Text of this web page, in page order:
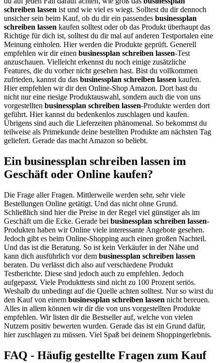
schreiben lassen ist und wie viel es wiegt. Solltest du dir dennoch
unsicher sein beim Kauf, ob du dir ein passendes businessplan
schreiben lassen kaufen solltest oder ob das Produkt überhaupt das
Richtige für dich ist, solltest du dir mal auf anderen Testportalen eine
Meinung einholen. Hier werden die Produkte geprüft. Generell
empfehlen wir dir einen businessplan schreiben lassen-Test
anzuschauen. Vielleicht erkennst du noch einige zusätzliche
Features, die du vorher nicht gesehen hast. Bist du vollkommen
zufrieden, kannst du das businessplan schreiben lassen kaufen.
Hier empfehlen wir dir den Online-Shop Amazon. Dort hast du
nicht nur eine riesige Produktauswahl, sondern auch die von uns
vorgestellten businessplan schreiben lassen-Produkte werden dort
geführt. Hier kannst du bedenkenlos zuschlagen und kaufen.
Übrigens sind auch die Lieferzeiten phänomenal. So bekommst du
teilweise als Primekunde deine bestellten Produkte am nächsten Tag
geliefert. Gerade das macht Amazon so beliebt.
Ein businessplan schreiben lassen im
Geschäft oder Online kaufen?
Die Frage aller Fragen. Mittlerweile werden sehr, sehr viele
Bestellungen Online getätigt. Und das nicht ohne Grund.
Schließlich sind hier die Preise in der Regel viel günstiger als im
Geschäft um die Ecke. Gerade bei businessplan schreiben lassen-
Produkten haben wir Online viele interessante Angebote gesehen.
Jedoch gibt es beim Online-Shopping auch einen großen Nachteil.
Und das ist die Beratung. So ist kein Verkäufer in der Nähe und
kann dich ausführlich vor dem businessplan schreiben lassen
beraten. Du verlässt dich also auf verschiedene Produkt
Testberichte. Diese sind jedoch auch zu empfehlen. Jedoch
aufgepasst. Viele Produkttests sind nicht zu 100 Prozent seriös.
Weshalb du unbedingt auf die Quelle achten solltest. Nur so wirst du
den Kauf von einem businessplan schreiben lassen nicht bereuen.
Alles in allem können wir dir die von uns vorgestellten Produkte
empfehlen. Wir listen dir die Bestseller auf, welche von vielen
Nutzern positiv bewerten wurden. Gerade das ist ein Grund dafür,
hier zuschlagen zu müssen. Viel Spaß bei deinem Shoppingerlebnis.
FAQ - Häufig gestellte Fragen zum Kauf